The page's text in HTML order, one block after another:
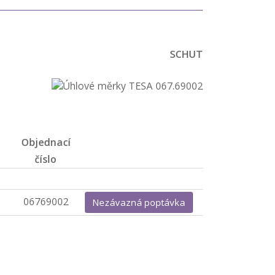
SCHUT
Objednací
číslo
06769002 Nezávazná poptávka